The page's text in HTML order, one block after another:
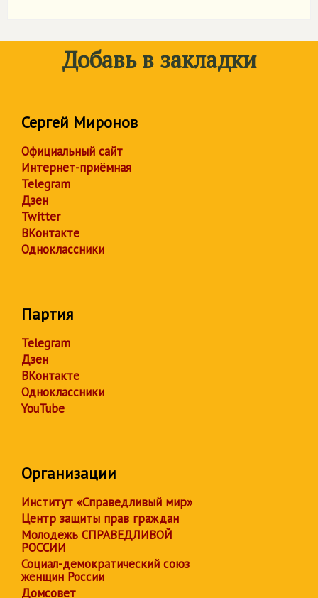
Добавь в закладки
Сергей Миронов
Официальный сайт
Интернет-приёмная
Telegram
Дзен
Twitter
ВКонтакте
Одноклассники
Партия
Telegram
Дзен
ВКонтакте
Одноклассники
YouTube
Организации
Институт «Справедливый мир»
Центр защиты прав граждан
Молодежь СПРАВЕДЛИВОЙ
РОССИИ
Социал-демократический союз
женщин России
Домсовет